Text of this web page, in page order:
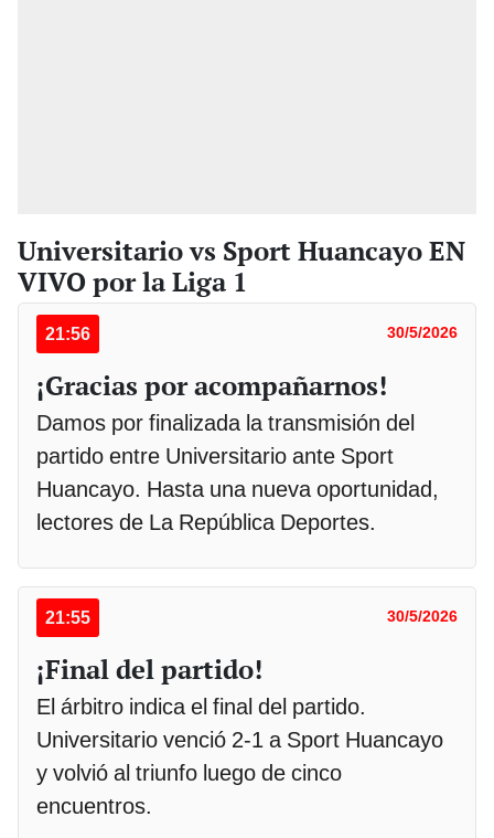
Universitario vs Sport Huancayo EN
VIVO por la Liga 1
21:56 30/5/2026
¡Gracias por acompañarnos!
Damos por finalizada la transmisión del
partido entre Universitario ante Sport
Huancayo. Hasta una nueva oportunidad,
lectores de La República Deportes.
21:55 30/5/2026
¡Final del partido!
El árbitro indica el final del partido.
Universitario venció 2-1 a Sport Huancayo
y volvió al triunfo luego de cinco
encuentros.